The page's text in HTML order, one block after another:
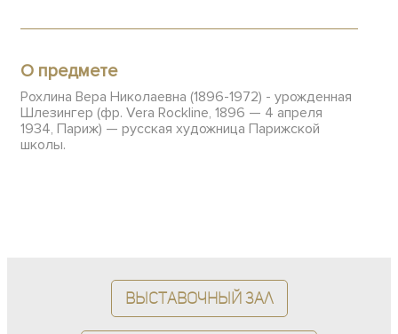
О предмете
Рохлина Вера Николаевна (1896-1972) - урожденная
Шлезингер (фр. Vera Rockline, 1896 — 4 апреля
1934, Париж) — русская художница Парижской
школы.
Выставочный зал